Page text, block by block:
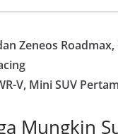
Zeneos
V, Mini SUV
Mungkin